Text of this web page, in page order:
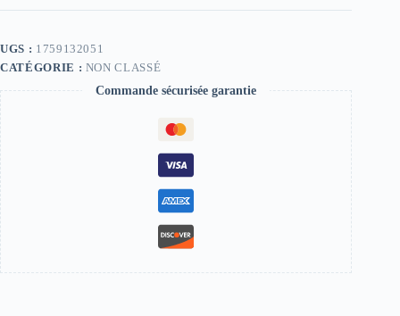
2024
x
20
UGS : 1759132051
CATÉGORIE : NON CLASSÉ
Commande sécurisée garantie